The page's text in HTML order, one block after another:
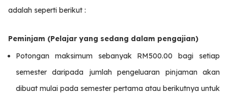
adalah seperti berikut :
Peminjam (Pelajar yang sedang dalam pengajian)
Potongan maksimum sebanyak RM500.00 bagi setiap
semester daripada jumlah pengeluaran pinjaman akan
dibuat mulai pada semester pertama atau berikutnya untuk